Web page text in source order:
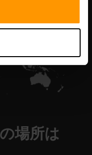
場所は